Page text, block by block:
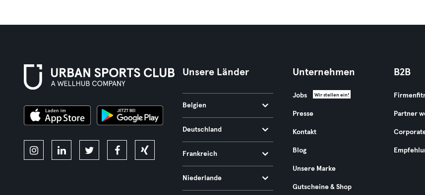
Unsere Länder
Belgien
Deutschland
Frankreich
Niederlande
Unternehmen
Jobs Wir stellen ein!
Presse
Kontakt
Blog
Unsere Marke
Gutscheine & Shop
B2B
Partner